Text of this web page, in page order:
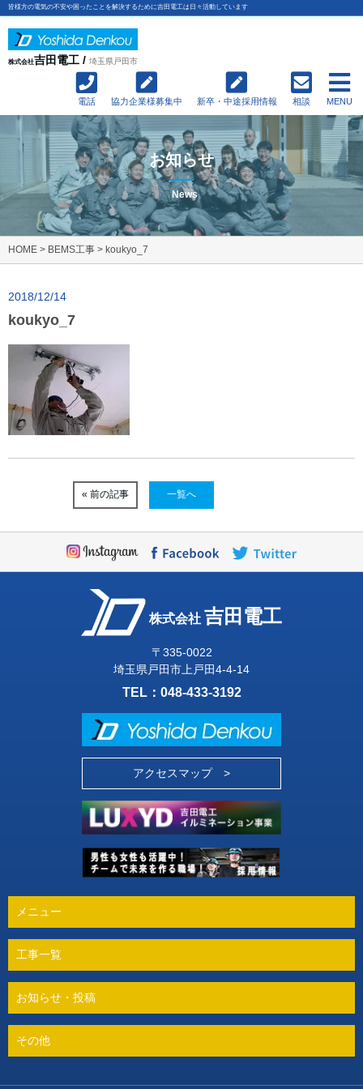
皆様方の電気の不安や困ったことを解決するために吉田電工は日々活動しています
株式会社吉田電工 / 埼玉県戸田市
電話 協力企業様募集中 新卒・中途採用情報 相談 MENU
お知らせ
News
HOME > BEMS工事 > koukyo_7
2018/12/14
koukyo_7
« 前の記事 一覧へ
株式会社 吉田電工
〒335-0022
埼玉県戸田市上戸田4-4-14
TEL： 048-433-3192
アクセスマップ >
メニュー
工事一覧
お知らせ・投稿
その他